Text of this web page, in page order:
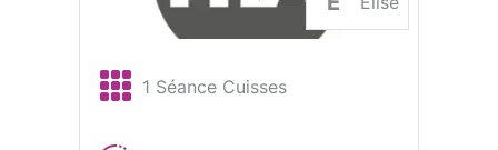
1 Séance Cuisses